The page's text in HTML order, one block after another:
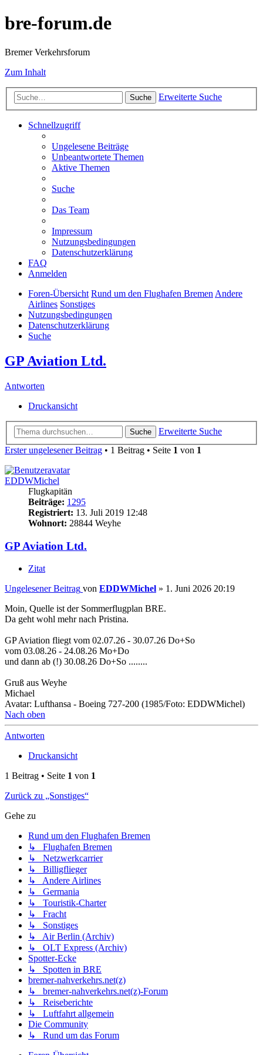
bre-forum.de
Bremer Verkehrsforum
Zum Inhalt
Suche Erweiterte Suche
Schnellzugriff
Ungelesene Beiträge
Unbeantwortete Themen
Aktive Themen
Suche
Das Team
Impressum
Nutzungsbedingungen
Datenschutzerklärung
FAQ
Anmelden
Foren-Übersicht Rund um den Flughafen BremenAndere
Airlines Sonstiges
Nutzungsbedingungen
Datenschutzerklärung
Suche
GP Aviation Ltd.
Antworten
Druckansicht
Suche
Erweiterte Suche
Erster ungelesener Beitrag • 1 Beitrag • Seite 1 von 1
EDDWMichel
Flugkapitän
Beiträge: 1295
Registriert: 13. Juli 2019 12:48
Wohnort: 28844 Weyhe
GP Aviation Ltd.
Zitat
Ungelesener Beitrag von EDDWMichel » 1. Juni 2026 20:19
Moin, Quelle ist der Sommerflugplan BRE.
Da geht wohl mehr nach Pristina.
GP Aviation fliegt vom 02.07.26 - 30.07.26 Do+So
vom 03.08.26 - 24.08.26 Mo+Do
und dann ab (!) 30.08.26 Do+So ........
Gruß aus Weyhe
Michael
Avatar: Lufthansa - Boeing 727-200 (1985/Foto: EDDWMichel)
Nach oben
Antworten
Druckansicht
1 Beitrag • Seite 1 von 1
Zurück zu „Sonstiges“
Gehe zu
Rund um den Flughafen Bremen
↳ Flughafen Bremen
↳ Netzwerkcarrier
↳ Billigflieger
↳ Andere Airlines
↳ Germania
↳ Touristik-Charter
↳ Fracht
↳ Sonstiges
↳ Air Berlin (Archiv)
↳ OLT Express (Archiv)
Spotter-Ecke
↳ Spotten in BRE
bremer-nahverkehrs.net(z)
↳ bremer-nahverkehrs.net(z)-Forum
↳ Reiseberichte
↳ Luftfahrt allgemein
Die Community
↳ Rund um das Forum